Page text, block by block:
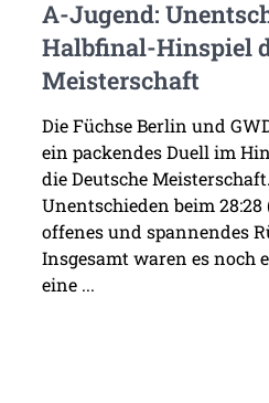
A-Jugend:
Halbfinal-Hinspiel
Meisterschaft
Die Füchse Berlin und
ein packendes Duell im
die Deutsche
Unentschieden beim 28:28
offenes und spannendes
Insgesamt waren es noch
eine ...